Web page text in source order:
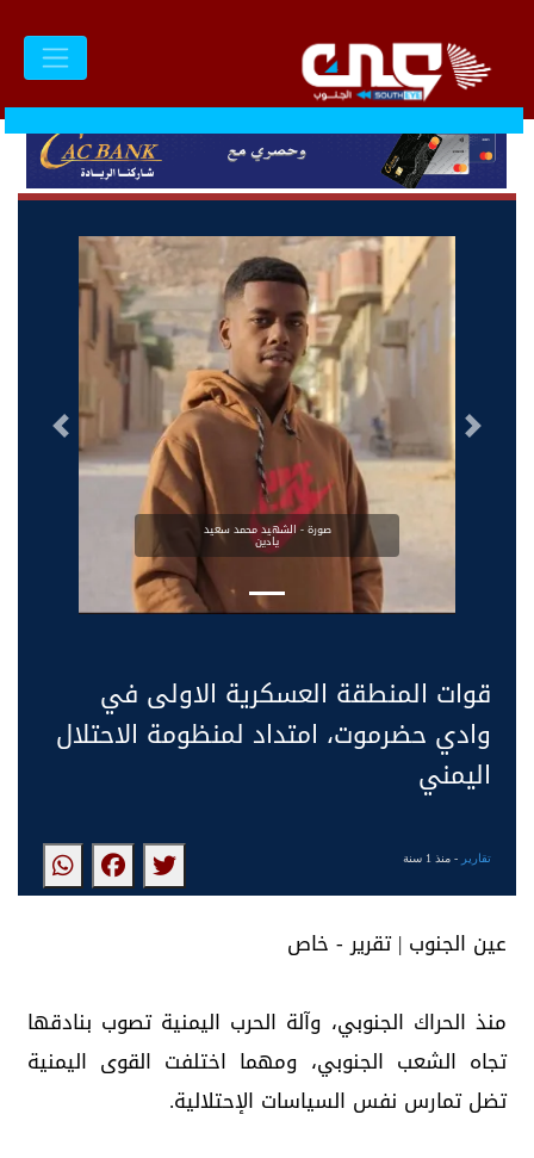
صورة - الشهيد محمد سعيد
يادين
التالى السابق
قوات المنطقة العسكرية الاولى في
وادي حضرموت، امتداد لمنظومة الاحتلال
اليمني
تقارير - منذ 1 سنة
عين الجنوب | تقرير - خاص
منذ الحراك الجنوبي، وآلة الحرب اليمنية تصوب بنادقها
تجاه الشعب الجنوبي، ومهما اختلفت القوى اليمنية
تضل تمارس نفس السياسات الإحتلالية.